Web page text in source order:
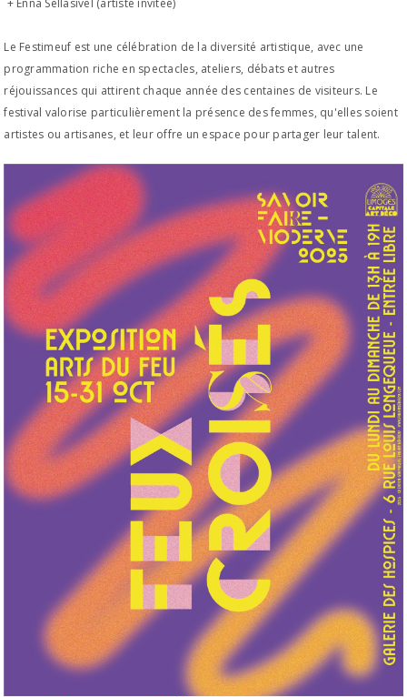
Le Festimeuf est une célébration de la diversité artistique, avec une
programmation riche en spectacles, ateliers, débats et autres
réjouissances qui attirent chaque année des centaines de visiteurs. Le
festival valorise particulièrement la présence des femmes, qu'elles soient
artistes ou artisanes, et leur offre un espace pour partager leur talent.